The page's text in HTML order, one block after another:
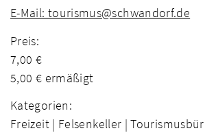
E-Mail: tourismus@schwandorf.de
Preis:
7,00 €
5,00 € ermäßigt
Kategorien:
Freizeit | Felsenkeller |